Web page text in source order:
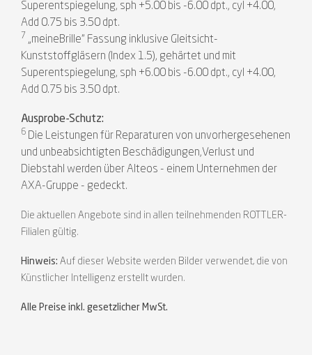
Superentspiegelung, sph +5.00 bis -6.00 dpt., cyl +4.00,
Add 0.75 bis 3.50 dpt.
7 „meineBrille“ Fassung inklusive Gleitsicht-
Kunststoffgläsern (Index 1.5), gehärtet und mit
Superentspiegelung, sph +6.00 bis -6.00 dpt., cyl +4.00,
Add 0.75 bis 3.50 dpt.
Ausprobe-Schutz:
6 Die Leistungen für Reparaturen von unvorhergesehenen
und unbeabsichtigten Beschädigungen,Verlust und
Diebstahl werden über Alteos - einem Unternehmen der
AXA-Gruppe - gedeckt.
Die aktuellen Angebote sind in allen teilnehmenden ROTTLER-
Filialen gültig.
Hinweis: Auf dieser Website werden Bilder verwendet, die von
Künstlicher Intelligenz erstellt wurden.
Alle Preise inkl. gesetzlicher MwSt.